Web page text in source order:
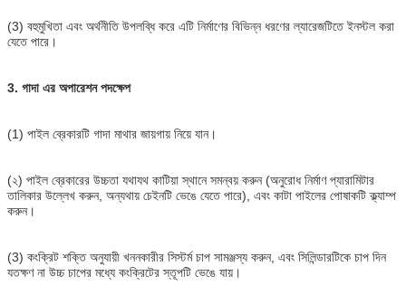
(3) বহুমুখিতা এবং অর্থনীতি উপলব্ধি করে এটি নির্মাণের বিভিন্ন ধরণের ল্যারেজটিতে ইনস্টল করা
যেতে পারে।
3. গাদা এর অপারেশন পদক্ষেপ
(1) পাইল ব্রেকারটি গাদা মাথার জায়গায় নিয়ে যান।
(২) পাইল ব্রেকারের উচ্চতা যথাযথ কাটিয়া স্থানে সমন্বয় করুন (অনুরোধ নির্মাণ প্যারামিটার
তালিকার উল্লেখ করুন, অন্যথায় চেইনটি ভেঙে যেতে পারে), এবং কাটা পাইলের পোষাকটি ক্ল্যাম্প
করুন।
(3) কংক্রিট শক্তি অনুযায়ী খননকারীর সিস্টর্ম চাপ সামঞ্জস্য করুন, এবং সিলিন্ডারটিকে চাপ দিন
যতক্ষণ না উচ্চ চাপের মধ্যে কংক্রিটের স্তূপটি ভেঙে যায়।